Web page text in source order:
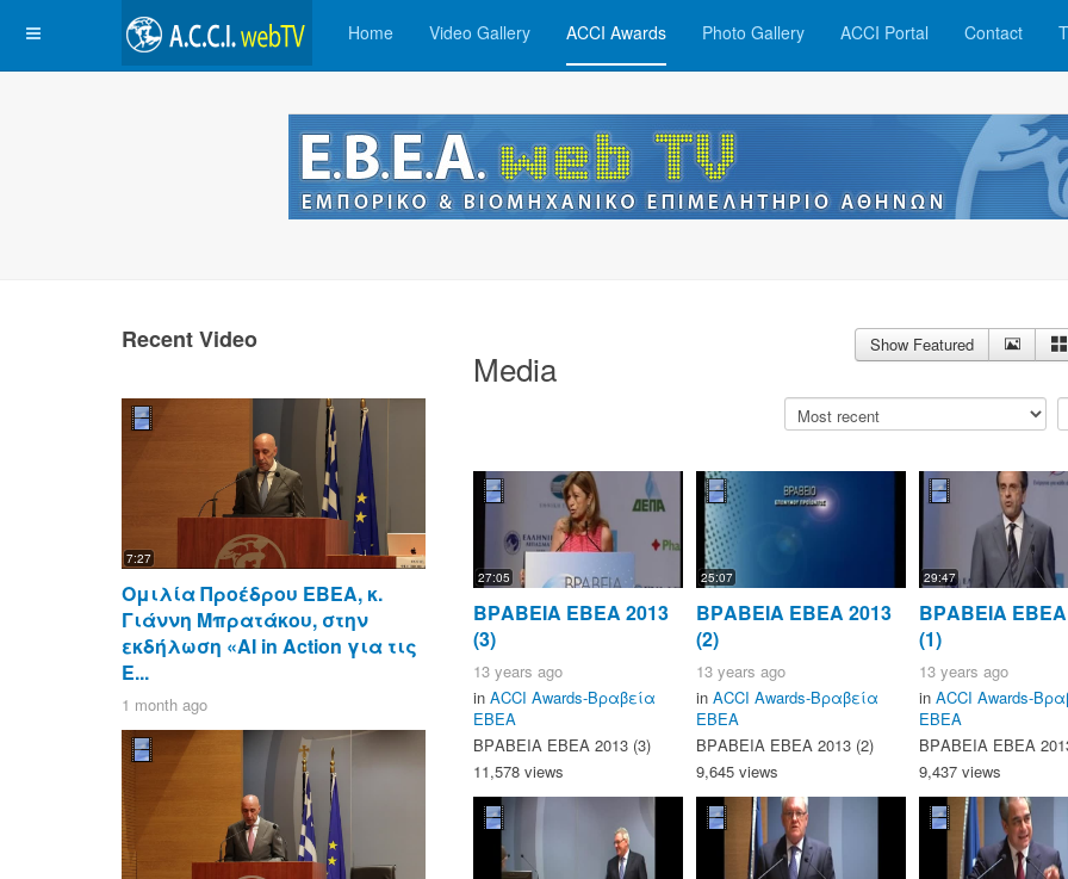
Home Video Gallery ACCI Awards Photo Gallery ACCI Portal Contact
Media
Show Featured
27:05
ΒΡΑΒΕΙΑ ΕΒΕΑ 2013
(3)
13 years ago
in ACCI Awards-Βραβεία
ΕΒΕΑ
ΒΡΑΒΕΙΑ ΕΒΕΑ 2013 (3)
11,578 views
25:07
ΒΡΑΒΕΙΑ ΕΒΕΑ 2013
(2)
13 years ago
inACCI Awards-Βραβεία
ΕΒΕΑ
ΒΡΑΒΕΙΑ ΕΒΕΑ 2013 (2)
9,645 views
29:47
ΒΡΑΒΕΙΑ ΕΒΕΑ
(1)
13 years ago
inACCI Awards-
ΕΒΕΑ
ΒΡΑΒΕΙΑ ΕΒΕΑ
9,437 views
Recent Video
7:27
Ομιλία Προέδρου ΕΒΕΑ, κ.
Γιάννη Μπρατάκου, στην
εκδήλωση «AI in Action για τις
Ε...
1 month ago